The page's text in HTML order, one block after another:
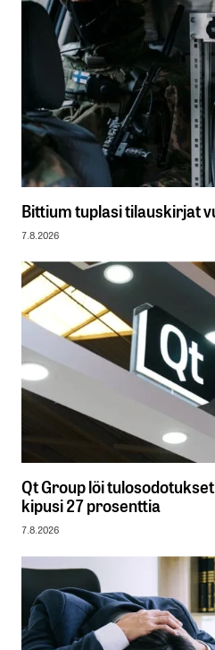
Bittium tuplasi tilauskirjat
7.8.2026
Qt Group löi
kipusi 27 prosenttia
7.8.2026